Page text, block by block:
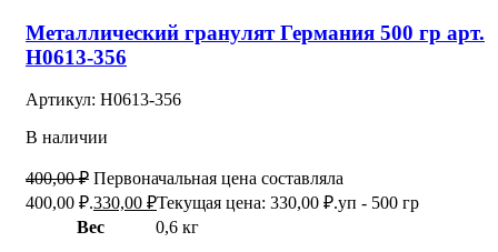
Металлический гранулят Германия 500 гр арт.
Н0613-356
Артикул: Н0613-356
В наличии
400,00₽ Первоначальная цена составляла
400,00 ₽.330,00 ₽Текущая цена: 330,00 ₽.уп - 500 гр
Вес
0,6 кг